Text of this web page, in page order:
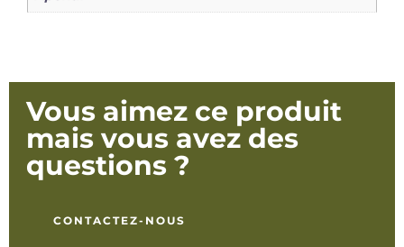
Vous aimez ce produit
mais vous avez des
questions ?
CONTACTEZ-NOUS